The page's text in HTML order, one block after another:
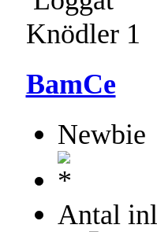
Knödler 1
BamCe
Newbie
Antal